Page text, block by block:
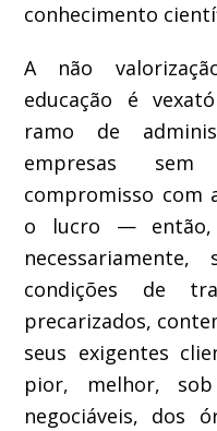
conhecimento
A não
educação é
ramo de
empresas sem
compromisso com
o lucro — então,
necessariamente,
condições de
precarizados,
seus exigentes
pior, melhor,
negociáveis, dos